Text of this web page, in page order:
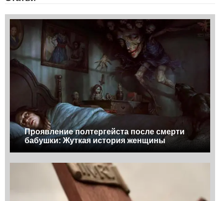
Проявление полтергейста после смерти
бабушки: Жуткая история женщины